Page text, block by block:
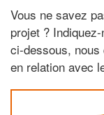
Vous ne savez
projet ?
ci-dessous,
en relation avec